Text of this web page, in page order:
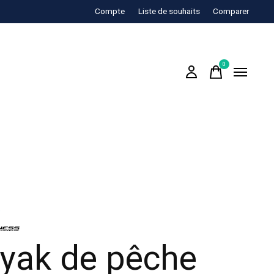
Compte Liste de souhaits Comparer
0items
de pêche